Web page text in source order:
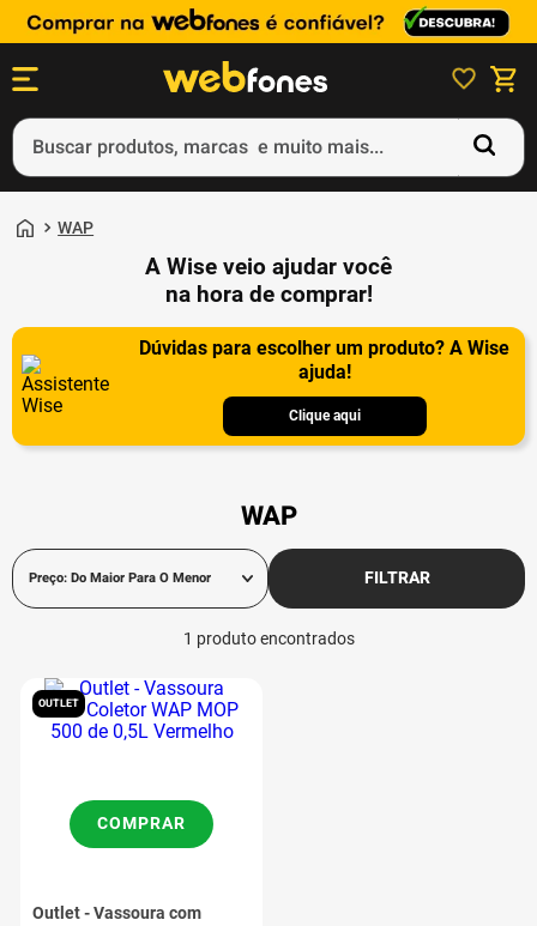
Buscar produtos, marcas e muito mais...
WAP
A Wise veio ajudar você
na hora de comprar!
Dúvidas para escolher um produto? A Wise
ajuda!
Clique aqui
WAP
Preço: Do Maior Para O Menor FILTRAR
1 produto
OUTLET
Outlet - Vassoura com
COMPRAR
3º
ps4
4
smartphone
5º